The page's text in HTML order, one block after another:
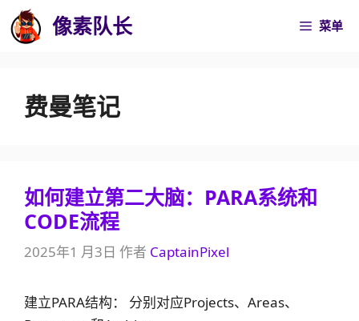
至
像素队长 菜单
费曼笔记
如何建立第二大脑：PARA系统和
CODE流程
2025年1 月3日 作者 CaptainPixel
建立PARA结构： 分别对应Projects、Areas、